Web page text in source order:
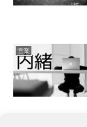
営業